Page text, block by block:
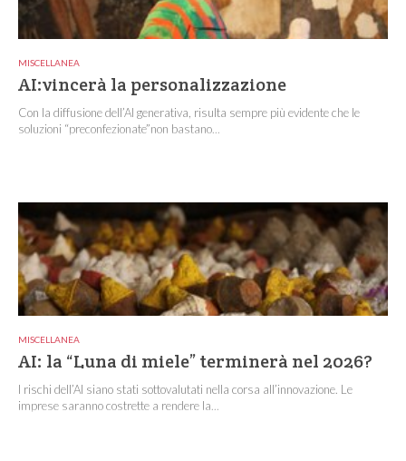
MISCELLANEA
AI:vincerà la personalizzazione
Con la diffusione dell’AI generativa, risulta sempre più evidente che le
soluzioni “preconfezionate”non bastano...
MISCELLANEA
AI: la “Luna di miele” terminerà nel 2026?
I rischi dell’AI siano stati sottovalutati nella corsa all’innovazione. Le
imprese saranno costrette a rendere la...